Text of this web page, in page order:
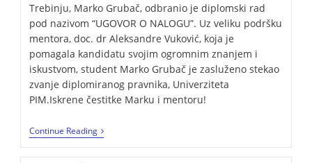
Trebinju, Marko Grubač, odbranio je diplomski rad
pod nazivom “UGOVOR O NALOGU”. Uz veliku podršku
mentora, doc. dr Aleksandre Vuković, koja je
pomagala kandidatu svojim ogromnim znanjem i
iskustvom, student Marko Grubač je zasluženo stekao
zvanje diplomiranog pravnika, Univerziteta
PIM.Iskrene čestitke Marku i mentoru!
Continue Reading